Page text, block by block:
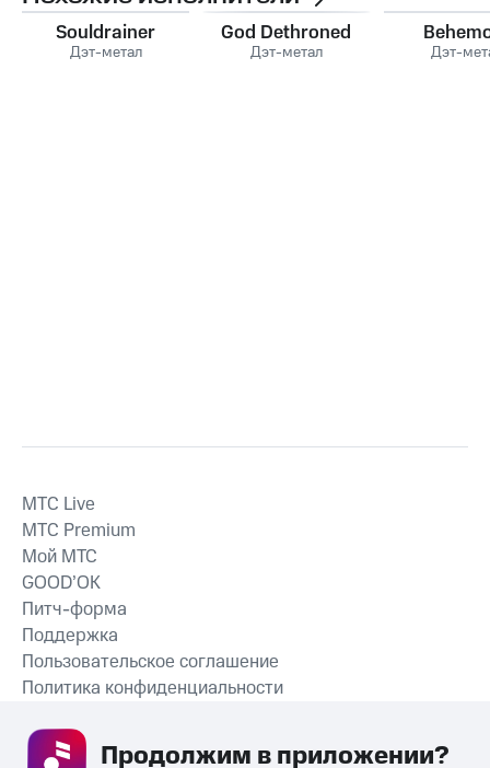
Souldrainer
Дэт-метал
God Dethroned
Дэт-метал Дэт-
СКАЧАТЬ ПРИЛОЖЕНИЕ
MTС Live
MTС Premium
Мой МТС
GOOD’OK
Питч-форма
Поддержка
Пользовательское соглашение
Политика конфиденциальности